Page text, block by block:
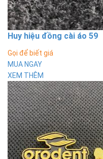
Huy hiệu đồng cài áo 59
Gọi để biết giá
MUA NGAY
XEM THÊM